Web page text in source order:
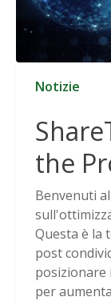
Notizie
the
Benvenuti
Questa è la
post
posizionare
per